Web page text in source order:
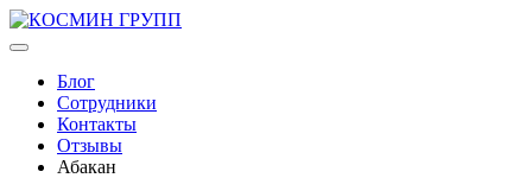
Блог
Сотрудники
Контакты
Отзывы
Абакан